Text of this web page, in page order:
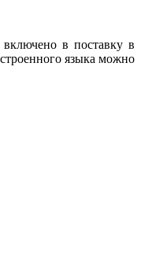
в поставку в
языка можно